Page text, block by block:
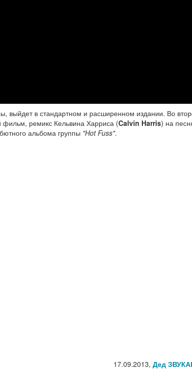
выйдет в стандартном и расширенном издании. Во
фильм, ремикс Кельвина Харриса (Calvin Harris) на
альбома группы "Hot Fuss".
17.09.2013, Дед